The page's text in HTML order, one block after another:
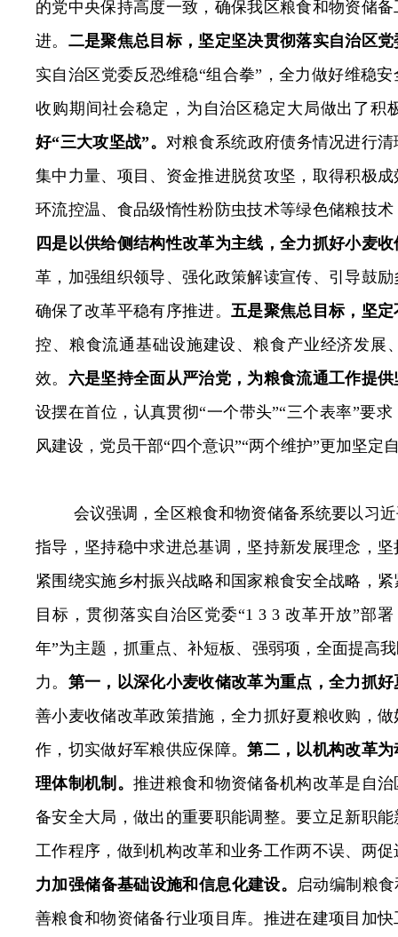
的党中央保持高度一致，确保我区粮食和物资储
进。 二是聚焦总目标，坚定坚决贯彻落实自治区
实自治区党委反恐维稳“组合拳”，全力做好维稳
收购期间社会稳定，为自治区稳定大局做出了积
好“三大攻坚战”。 对粮食系统政府债务情况进行
集中力量、项目、资金推进脱贫攻坚，取得积极
环流控温、食品级惰性粉防虫技术等绿色储粮技术
四是以供给侧结构性改革为主线，全力抓好小麦
革，加强组织领导、 强化政策解读宣传、 引导鼓
确保了改革平稳有序推进。 五是聚焦总目标，坚
控、粮食流通基础设施建设、粮食产业经济发展
效。 六是坚持全面从严治党，为粮食流通工作提
设摆在首位，认真贯彻“一个带头”“三个表率”要
风建设，党员干部“四个意识”“两个维护”更加坚定
会议强调，全区粮食和物资储备系统要以习
指导，坚持稳中求进总基调，坚持新发展理念，
紧围绕实施乡村振兴战略和国家粮食安全战略，
目标，贯彻落实自治区党委“1 3 3 改革开放”部
年”为主题，抓重点、补短板、强弱项，全面提高
力。 第一，以深化小麦收储改革为重点，全力抓
善小麦收储改革政策措施，全力抓好夏粮收购，
作，切实做好军粮供应保障。第二，以机构改革
理体制机制。 推进粮食和物资储备机构改革是自
备安全大局，做出的重要职能调整。要立足新职
工作程序，做到机构改革和业务工作两不误、两促
力加强储备基础设施和信息化建设。
启动编制粮
善粮食和物资储备行业项目库。推进在建项目加